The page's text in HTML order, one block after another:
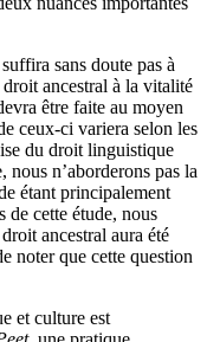
sans doute pas à
ancestral à la vitalité
être faite au moyen
ceux-ci variera selon les
du droit linguistique
nous n’aborderons pas la
étant principalement
de cette étude, nous
ancestral aura été
noter que cette question
et culture est